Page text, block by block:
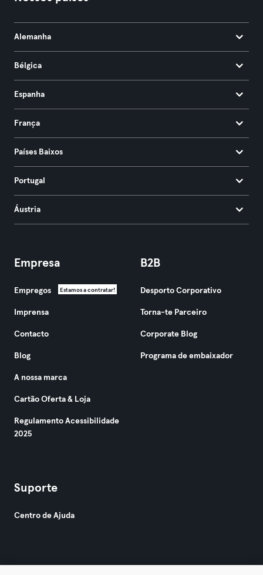
Alemanha
Bélgica
Espanha
França
Países Baixos
Portugal
Áustria
Empresa
Empregos Estamos a contratar!
Imprensa
Contacto
Blog
A nossa marca
Cartão Oferta & Loja
Regulamento Acessibilidade
2025
B2B
Desporto Corporativo
Torna-te Parceiro
Corporate Blog
Programa de embaixador
Suporte
Centro de Ajuda